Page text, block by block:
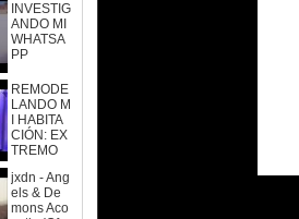
INVESTIG
ANDO MI
WHATSA
PP
REMODE
LANDO M
I HABITA
CIÓN: EX
TREMO
jxdn - Ang
els & De
mons Aco